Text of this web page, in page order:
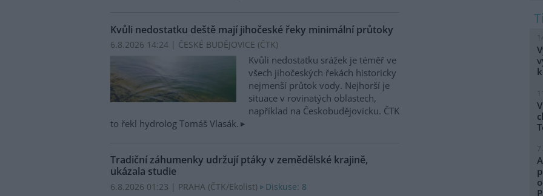
Kvůli nedostatku deště mají jihočeské řeky minimální průtoky
6.8.2026 14:24 | ČESKÉ BUDĚJOVICE (ČTK)
Kvůli nedostatku srážek je téměř ve
všech jihočeských řekách historicky
nejmenší průtok vody. Nejhorší je
situace v rovinatých oblastech,
například na Českobudějovicku. ČTK
to řekl hydrolog Tomáš Vlasák.
Tradiční záhumenky udržují ptáky v zemědělské krajině,
ukázala studie
6.8.2026 01:23 | PRAHA (ČTK/Ekolist) Diskuse: 8